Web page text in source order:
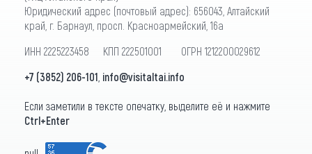
Юридический адрес (почтовый адрес): 656043, Алтайский
край, г. Барнаул, просп. Красноармейский, 16а
ИНН 2225223458 КПП 222501001 ОГРН 1212200029612
+7 (3852) 206-101 info@visitaltai.info
Если заметили в тексте опечатку, выделите её и нажмите
Ctrl+Enter